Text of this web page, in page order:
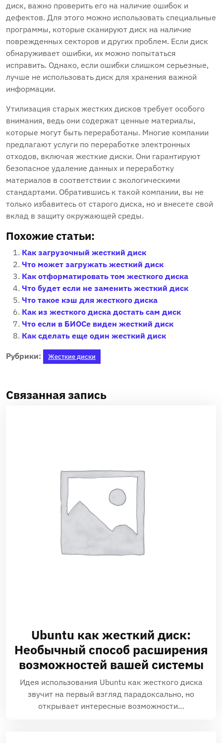
диск‚ важно проверить его на наличие ошибок и
дефектов. Для этого можно использовать специальные
программы‚ которые сканируют диск на наличие
поврежденных секторов и других проблем. Если диск
обнаруживает ошибки‚ их можно попытаться
исправить. Однако‚ если ошибки слишком серьезные‚
лучше не использовать диск для хранения важной
информации.
Утилизация старых жестких дисков требует особого
внимания‚ ведь они содержат ценные материалы‚
которые могут быть переработаны. Многие компании
предлагают услуги по переработке электронных
отходов‚ включая жесткие диски. Они гарантируют
безопасное удаление данных и переработку
материалов в соответствии с экологическими
стандартами. Обратившись к такой компании‚ вы не
только избавитесь от старого диска‚ но и внесете свой
вклад в защиту окружающей среды.
Похожие статьи:
Как загрузочный жесткий диск
Что может загружать жесткий диск
Как отформатировать том жесткого диска
Что будет если не заменить жесткий диск
Что такое кэш для жесткого диска
Как из жесткого диска достать сам диск
Что если в БИОСе виден жесткий диск
Как сделать еще один жесткий диск
Рубрики: Жесткие диски
Связанная запись
Ubuntu как жесткий диск:
Необычный способ расширения
возможностей вашей системы
Идея использования Ubuntu как жесткого диска
звучит на первый взгляд парадоксально, но
открывает интересные возможности…